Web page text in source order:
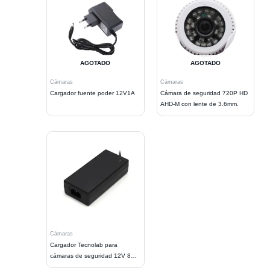
AGOTADO
Cámaras
Cargador fuente poder 12V1A
AGOTADO
Cámaras
Cámara de seguridad 720P HD
AHD-M con lente de 3.6mm.
Cámaras
Cargador Tecnolab para
cámaras de seguridad 12V 8
salidas